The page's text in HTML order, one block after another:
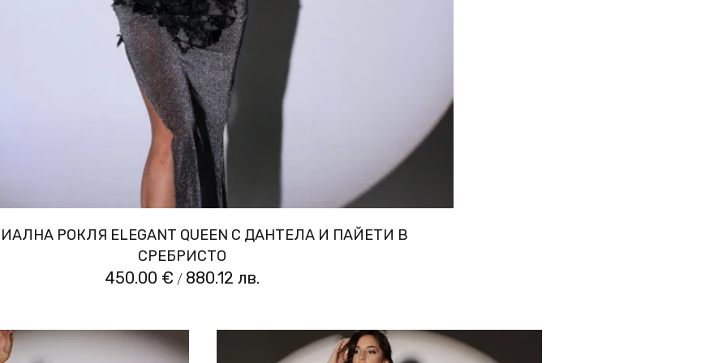
РОКЛЯ ELEGANT QUEEN С ДАНТЕЛА И ПАЙЕТИ В
СРЕБРИСТО
450.00 € / 880.12 лв.